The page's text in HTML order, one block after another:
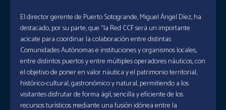
El director gerente de Puerto Sotogrande, Miguel Ángel Díez, ha
destacado, por su parte, que “la Red CCF será un importante
acicate para coordinar la colaboración entre distintas
Comunidades Autónomas e instituciones y organismos locales,
entre distintos puertos y entre múltiples operadores náuticos, con
el objetivo de poner en valor náutica y el patrimonio territorial,
histórico-cultural, gastronómico y natural, permitiendo a los
visitantes disfrutar de forma ágil, sencilla y eficiente de los
recursos turísticos mediante una fusión idónea entre la